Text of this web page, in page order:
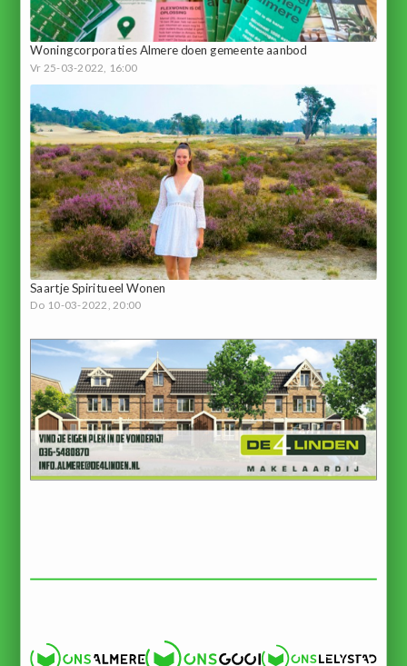
Woningcorporaties Almere doen gemeente aanbod
Vr 25-03-2022, 16:00
Saartje Spiritueel Wonen
Do 10-03-2022, 20:00